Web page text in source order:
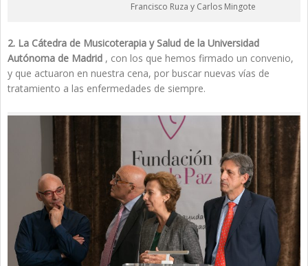
Francisco Ruza y Carlos Mingote
2. La Cátedra de Musicoterapia y Salud de la Universidad
Autónoma de Madrid , con los que hemos firmado un convenio,
y que actuaron en nuestra cena, por buscar nuevas vías de
tratamiento a las enfermedades de siempre.